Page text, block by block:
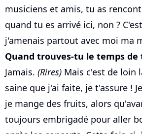
musiciens et amis, tu as
quand tu es arrivé ici, non ?
j'amenais partout avec moi ma
Quand trouves-tu le temps de
Jamais. (Rires) Mais c'est de loin
saine que j'ai faite, je t'assure !
je mange des fruits, alors
toujours embrigadé pour aller